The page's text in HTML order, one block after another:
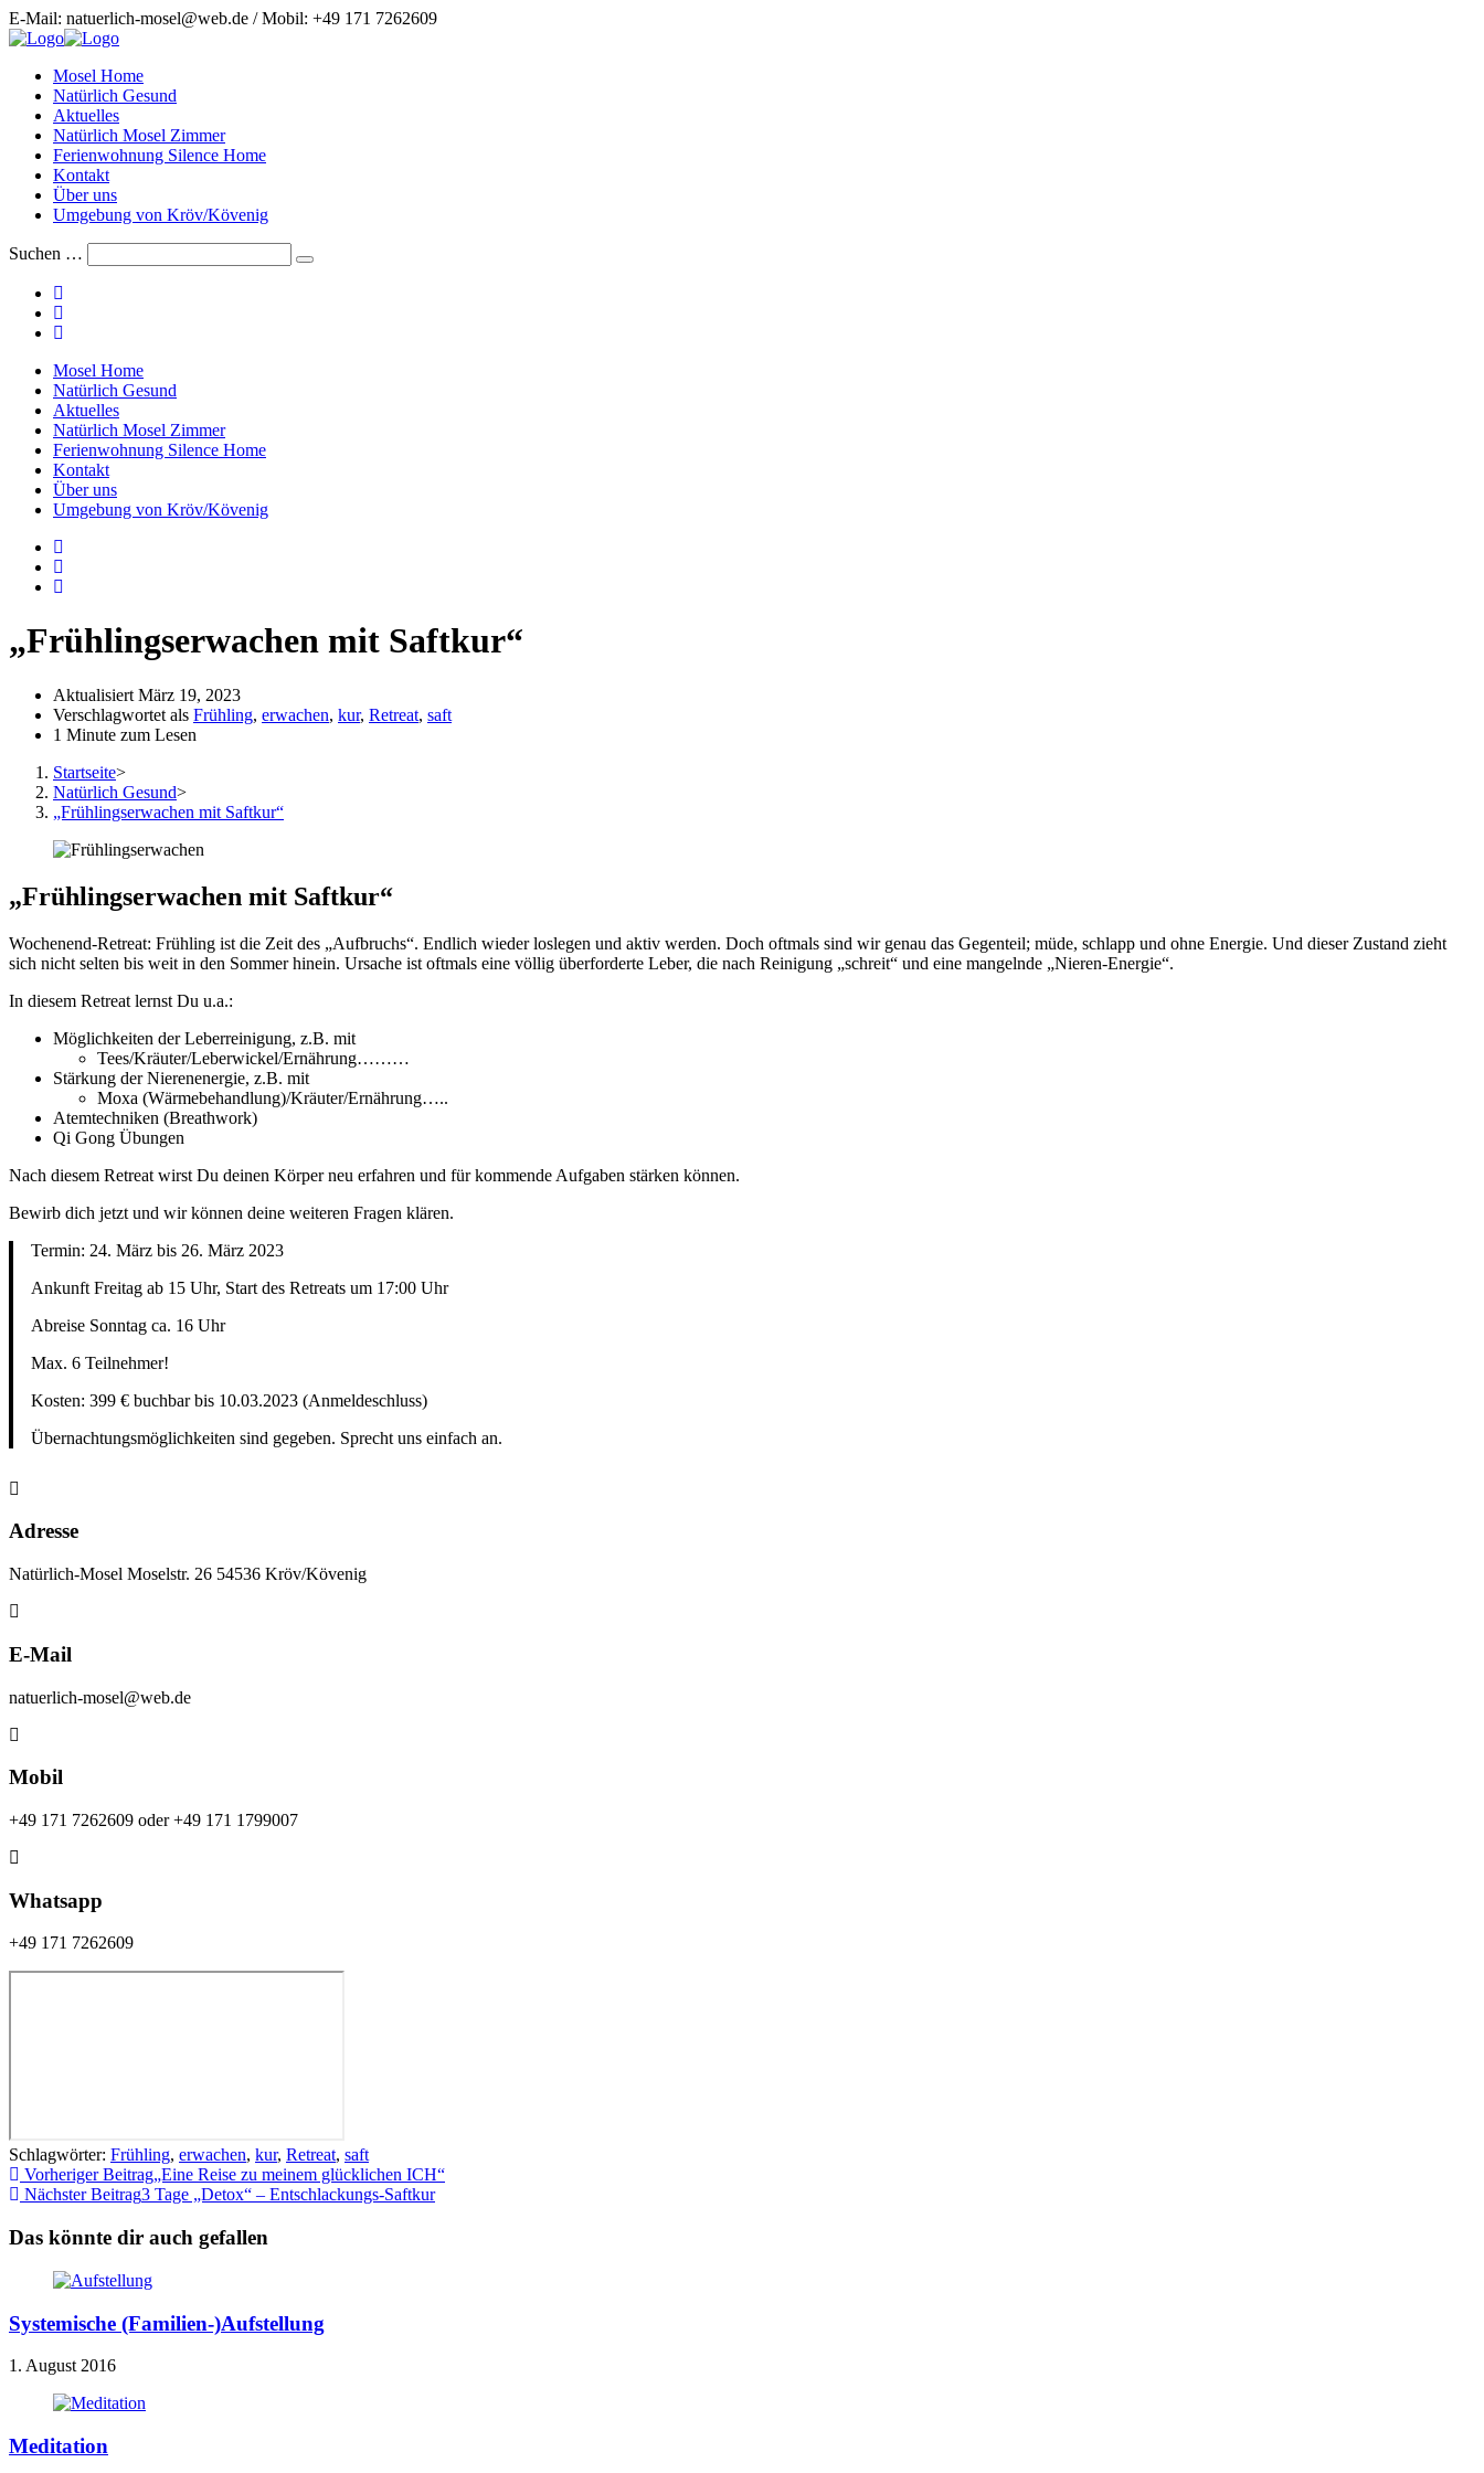
Zum
Inhalt
E-Mail: natuerlich-mosel@web.de / Mobil: +49 171 7262609
Mosel Home
Natürlich Gesund
Aktuelles
Natürlich Mosel Zimmer
Ferienwohnung Silence Home
Kontakt
Über uns
Umgebung von Kröv/Kövenig
Suchen …
Suche
Schalte
Button
Menü
aus-
einzuklappen
Mosel Home
Natürlich Gesund
Aktuelles
Natürlich Mosel Zimmer
Ferienwohnung Silence Home
Kontakt
Über uns
Umgebung von Kröv/Kövenig
„Frühlingserwachen mit Saftkur“
Aktualisiert März 19, 2023
Verschlagwortet als Frühling, erwachen, kur, Retreat, saft
1 Minute zum Lesen
Startseite>
Natürlich Gesund>
„Frühlingserwachen mit Saftkur“
„Frühlingserwachen mit Saftkur“
Wochenend-Retreat: Frühling ist die Zeit des „Aufbruchs“. Endlich wieder loslegen und aktiv werden. Doch oftmals sind wir genau das Gegenteil; müde, schlapp und ohne Energie. Und dieser Zustand zieht
sich nicht selten bis weit in den Sommer hinein. Ursache ist oftmals eine völlig überforderte Leber, die nach Reinigung „schreit“ und eine mangelnde „Nieren-Energie“.
In diesem Retreat lernst Du u.a.:
Möglichkeiten der Leberreinigung, z.B. mit
Tees/Kräuter/Leberwickel/Ernährung………
Stärkung der Nierenenergie, z.B. mit
Moxa (Wärmebehandlung)/Kräuter/Ernährung…..
Atemtechniken (Breathwork)
Qi Gong Übungen
Nach diesem Retreat wirst Du deinen Körper neu erfahren und für kommende Aufgaben stärken können.
Bewirb dich jetzt und wir können deine weiteren Fragen klären.
Termin: 24. März bis 26. März 2023
Ankunft Freitag ab 15 Uhr, Start des Retreats um 17:00 Uhr
Abreise Sonntag ca. 16 Uhr
Max. 6 Teilnehmer!
Kosten: 399 € buchbar bis 10.03.2023 (Anmeldeschluss)
Übernachtungsmöglichkeiten sind gegeben. Sprecht uns einfach an.
Adresse
Natürlich-Mosel Moselstr. 26 54536 Kröv/Kövenig
E-Mail
natuerlich-mosel@web.de
Mobil
+49 171 7262609 oder +49 171 1799007
Whatsapp
+49 171 7262609
Schlagwörter: Frühling, erwachen, kur, Retreat, saft
Weitere
Artikel
ansehen
Vorheriger Beitrag„Eine Reise zu meinem glücklichen ICH“
Nächster Beitrag3 Tage „Detox“ – Entschlackungs-Saftkur
Das könnte dir auch gefallen
Systemische (Familien-)Aufstellung
1. August 2016
Meditation